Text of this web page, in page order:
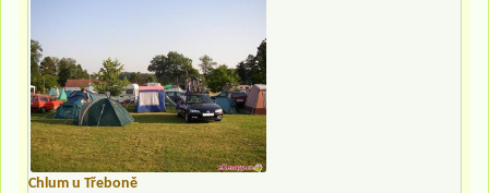
Chlum u Třeboně